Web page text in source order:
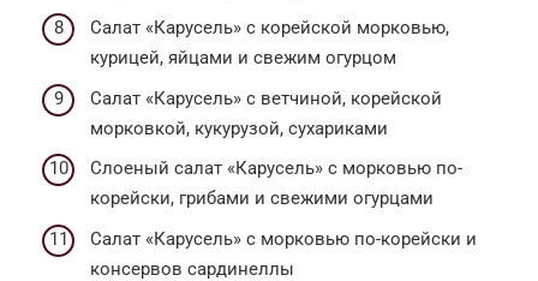
Салат «Карусель» с корейской морковью,
курицей, яйцами и свежим огурцом
Салат «Карусель» с ветчиной, корейской
морковкой, кукурузой, сухариками
Слоеный салат «Карусель» с морковью по-
корейски, грибами и свежими огурцами
Салат «Карусель» с морковью по-корейски и
консервов сардинеллы